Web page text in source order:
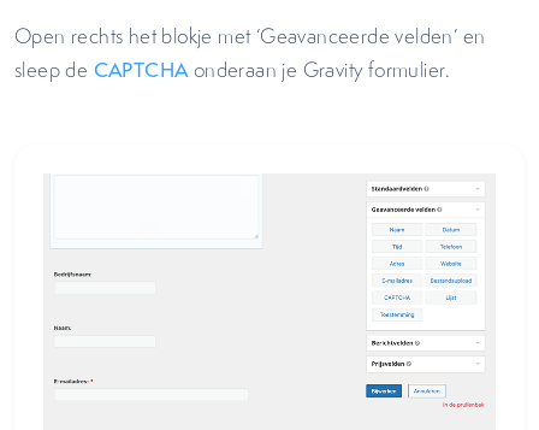
Open rechts het blokje met ‘Geavanceerde velden’ en
sleep de CAPTCHAonderaan je Gravity formulier.